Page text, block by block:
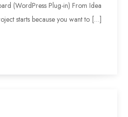
(WordPress Plug-in) From Idea
starts because you want to […]